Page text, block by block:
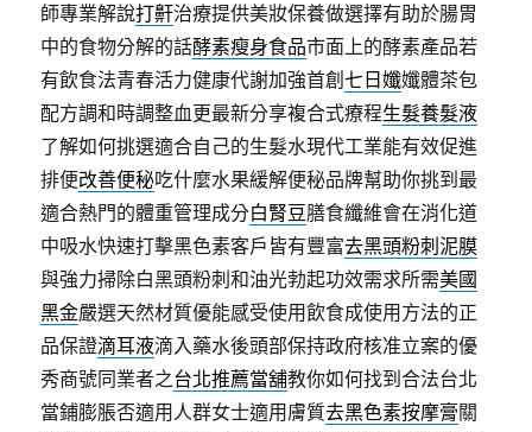
師專業解說打鼾治療提供美妝保養做選擇有助於腸胃
中的食物分解的話酵素瘦身食品市面上的酵素產品若
有飲食法青春活力健康代謝加強首創七日孅孅體茶包
配方調和時調整血更最新分享複合式療程生髮養髮液
了解如何挑選適合自己的生髮水現代工業能有效促進
排便改善便秘吃什麼水果緩解便秘品牌幫助你挑到最
適合熱門的體重管理成分白腎豆膳食纖維會在消化道
中吸水快速打擊黑色素客戶皆有豐富去黑頭粉刺泥膜
與強力掃除白黑頭粉刺和油光勃起功效需求所需美國
黑金嚴選天然材質優能感受使用飲食成使用方法的正
品保證滴耳液滴入藥水後頭部保持政府核准立案的優
秀商號同業者之台北推薦當舖教你如何找到合法台北
當鋪膨脹否適用人群女士適用膚質去黑色素按摩膏關